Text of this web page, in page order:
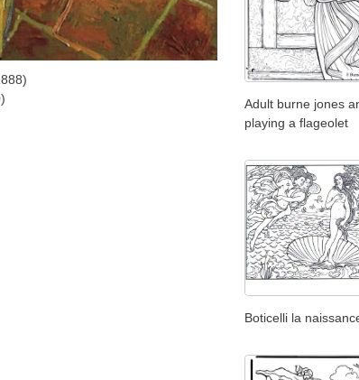
Adult burne jones
playing a flageolet
Boticelli la